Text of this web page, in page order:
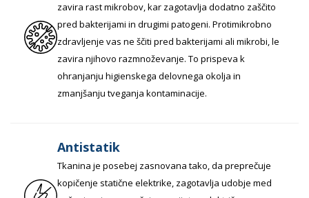
zavira rast mikrobov, kar zagotavlja dodatno zaščito
pred bakterijami in drugimi patogeni. Protimikrobno
zdravljenje vas ne ščiti pred bakterijami ali mikrobi, le
zavira njihovo razmnoževanje. To prispeva k
ohranjanju higienskega delovnega okolja in
zmanjšanju tveganja kontaminacije.
Antistatik
Tkanina je posebej zasnovana tako, da preprečuje
kopičenje statične elektrike, zagotavlja udobje med